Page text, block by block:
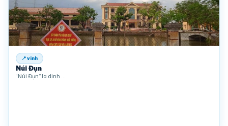
📍 vinh
Núi Đụn
“Núi Đụn” la dinh …